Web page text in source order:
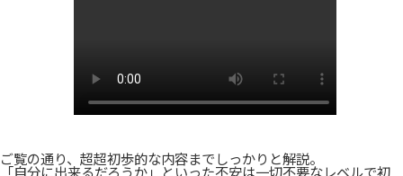
ご覧の通り、超超初歩的な内容までしっかりと解説。
「自分に出来るだろうか」といった不安は一切不要なレベルで初